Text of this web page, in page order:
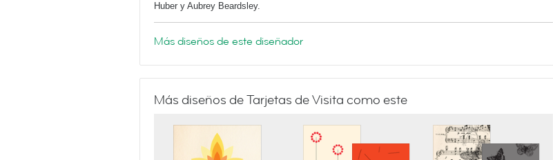
Huber y Aubrey Beardsley.
Más diseños de este diseñador
Más diseños de Tarjetas de Visita como este